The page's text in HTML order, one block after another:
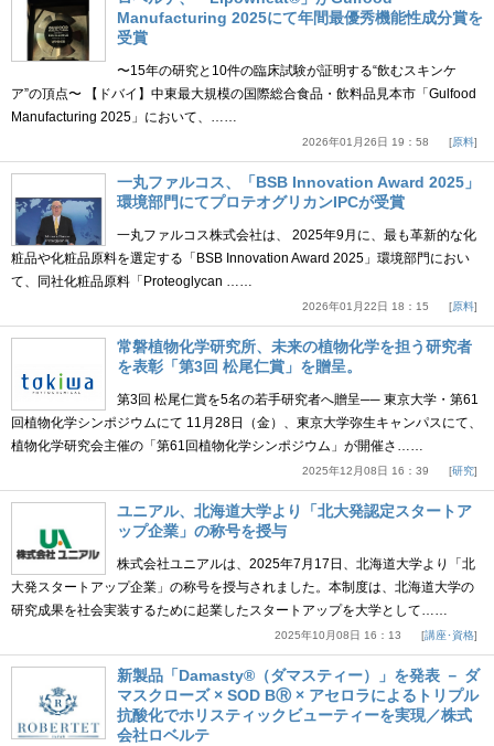
Manufacturing 2025にて年間最優秀機能性成分賞を
受賞
〜15年の研究と10件の臨床試験が証明する“飲むスキンケ
ア”の頂点〜 【ドバイ】中東最大規模の国際総合食品・飲料品見本市「Gulfood
Manufacturing 2025」において、……
2026年01月26日 19：58 原料
一丸ファルコス、「BSB Innovation Award 2025」
環境部門にてプロテオグリカンIPCが受賞
一丸ファルコス株式会社は、 2025年9月に、最も革新的な化
粧品や化粧品原料を選定する「BSB Innovation Award 2025」環境部門におい
て、同社化粧品原料「Proteoglycan ……
2026年01月22日 18：15 原料
常磐植物化学研究所、未来の植物化学を担う研究者
を表彰「第3回 松尾仁賞」を贈呈。
第3回 松尾仁賞を5名の若手研究者へ贈呈── 東京大学・第61
回植物化学シンポジウムにて 11月28日（金）、東京大学弥生キャンパスにて、
植物化学研究会主催の「第61回植物化学シンポジウム」が開催さ……
2025年12月08日 16：39 研究
ユニアル、北海道大学より「北大発認定スタートア
ップ企業」の称号を授与
株式会社ユニアルは、2025年7月17日、北海道大学より「北
大発スタートアップ企業」の称号を授与されました。本制度は、北海道大学の
研究成果を社会実装するために起業したスタートアップを大学として……
2025年10月08日 16：13 講座･資格
新製品「Damasty®（ダマスティー）」を発表 － ダ
マスクローズ × SOD BⓇ × アセロラによるトリプル
抗酸化でホリスティックビューティーを実現／株式
会社ロベルテ